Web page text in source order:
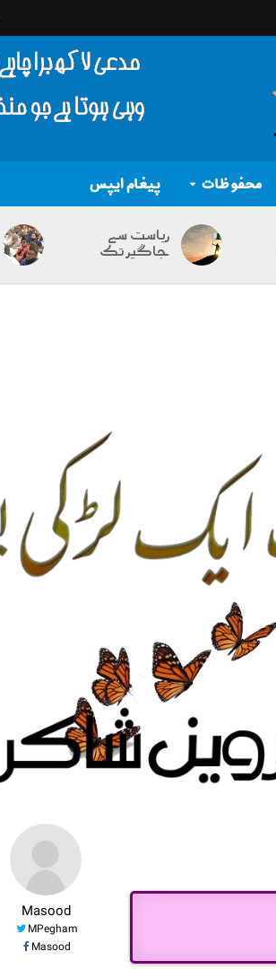
محفوظات پیغام ایپس
ریاست سے
جاگیر تک
Masood
MPegham
Masood